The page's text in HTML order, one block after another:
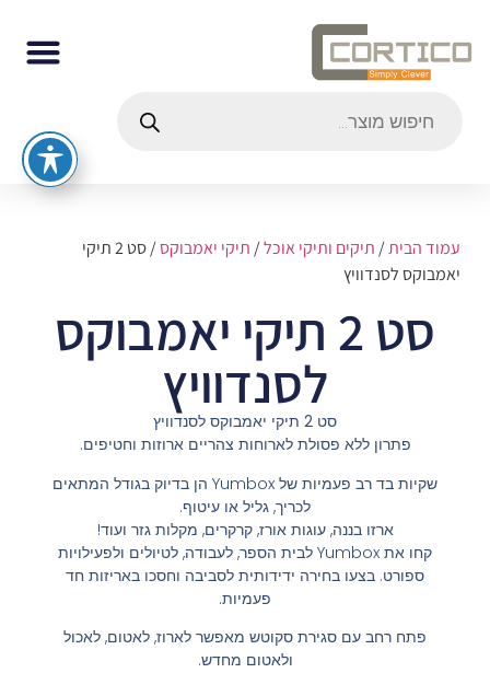
עמוד הבית/תיקים ותיקי אוכל/תיקי יאמבוקס
/ סט 2 תיקי
יאמבוקס לסנדוויץ
סט 2 תיקי יאמבוקס
לסנדוויץ
סט 2 תיקי יאמבוקס לסנדוויץ
פתרון ללא פסולת לארוחות צהריים ארוזות וחטיפים.
שקיות בד רב פעמיות של Yumbox הן בדיוק בגודל המתאים
לכריך, גליל או עיטוף.
ארזו בננה, עוגות אורז, קרקרים, מקלות גזר ועוד!
קחו את Yumbox לבית הספר, לעבודה, לטיולים ולפעילויות
ספורט. בצעו בחירה ידידותית לסביבה וחסכו באריזות חד
פעמיות.
פתח רחב עם סגירת סקוטש מאפשר לארוז, לאטום, לאכול
ולאטום מחדש.